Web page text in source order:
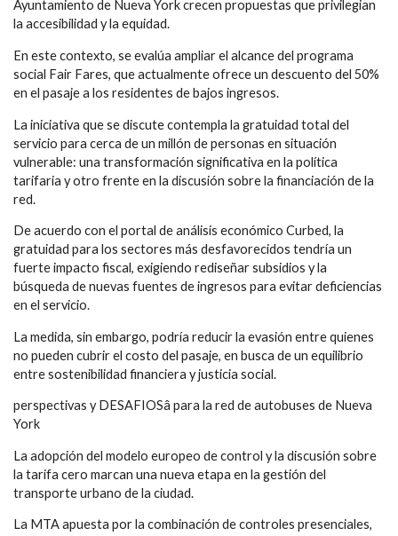
Ayuntamiento de Nueva York crecen propuestas que privilegian
la accesibilidad y la equidad.
En este contexto, se evalúa ampliar el alcance del programa
social Fair Fares, que actualmente ofrece un descuento del 50%
en el pasaje a los residentes de bajos ingresos.
La iniciativa que se discute contempla la gratuidad total del
servicio para cerca de un millón de personas en situación
vulnerable: una transformación significativa en la política
tarifaria y otro frente en la discusión sobre la financiación de la
red.
De acuerdo con el portal de análisis económico Curbed, la
gratuidad para los sectores más desfavorecidos tendría un
fuerte impacto fiscal, exigiendo rediseñar subsidios y la
búsqueda de nuevas fuentes de ingresos para evitar deficiencias
en el servicio.
La medida, sin embargo, podría reducir la evasión entre quienes
no pueden cubrir el costo del pasaje, en busca de un equilibrio
entre sostenibilidad financiera y justicia social.
perspectivas y DESAFIOSâ para la red de autobuses de Nueva
York
La adopción del modelo europeo de control y la discusión sobre
la tarifa cero marcan una nueva etapa en la gestión del
transporte urbano de la ciudad.
La MTA apuesta por la combinación de controles presenciales,